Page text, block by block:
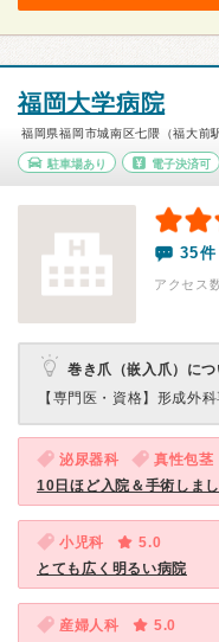
福岡大学病院
福岡県福岡市城南区七隈（福大前
駐車場あり 電子決済可
35件
アクセス
巻き爪（嵌入爪）につ
【専門医・資格】 形成外
泌尿器科 真性包茎
10日ほど入院＆手術しまし
小児科
5.0
とても広く明るい病院
産婦人科
5.0